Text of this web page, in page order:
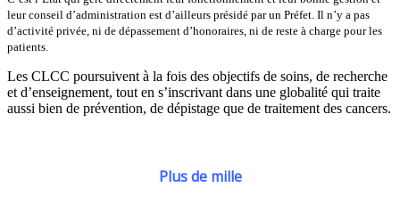
leur conseil d’administration est d’ailleurs présidé par un Préfet. Il n’y a pas
d’activité privée, ni de dépassement d’honoraires, ni de reste à charge pour les
patients.
Les CLCC poursuivent à la fois des objectifs de soins, de recherche
et d’enseignement, tout en s’inscrivant dans une globalité qui traite
aussi bien de prévention, de dépistage que de traitement des cancers.
Plus de mille